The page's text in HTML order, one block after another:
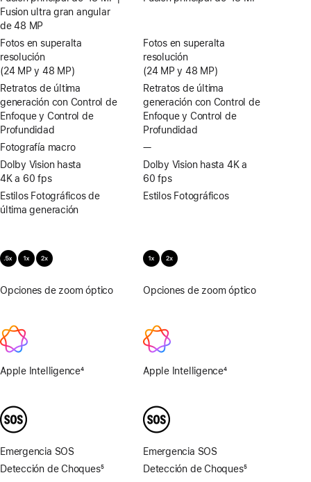
Fusion ultra gran angular
de 48 MP
Fotos en superalta
resolución
(24 MP y 48 MP)
Retratos de última
generación con Control de
Enfoque y Control de
Profundidad
Fotografía macro
Dolby Vision hasta
4K a 60 fps
Estilos Fotográficos de
última generación
Opciones de zoom óptico.5x,
Apple Intelligence
pie
4
Emergencia SOS
Detección de Choques5
Fotos en superalta
resolución
(24 MP y 48 MP)
Retratos de última
generación con Control de
Enfoque y Control de
Profundidad
—Sin
fotografía
macro
Dolby Vision hasta 4K a
60 fps
Estilos Fotográficos
Opciones de zoom óptico1x,
Apple Intelligence
pie
4
Emergencia SOS
Detección de Choques5